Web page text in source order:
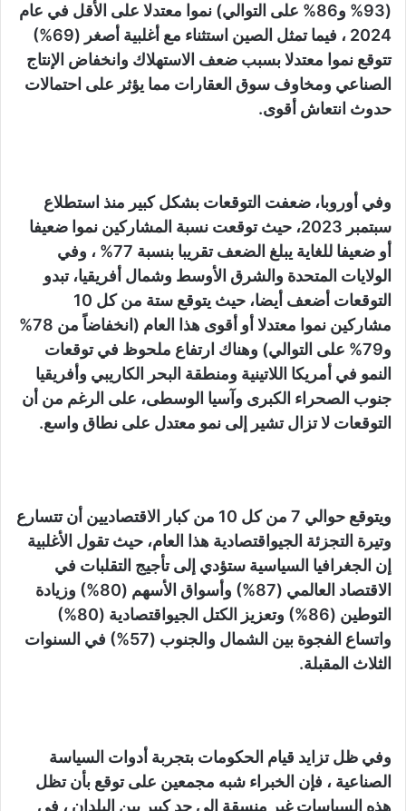
(93% و86% على التوالي) نموا معتدلا على الأقل في عام
2024 ، فيما تمثل الصين استثناء مع أغلبية أصغر (69%)
تتوقع نموا معتدلا بسبب ضعف الاستهلاك وانخفاض الإنتاج
الصناعي ومخاوف سوق العقارات مما يؤثر على احتمالات
حدوث انتعاش أقوى.
وفي أوروبا، ضعفت التوقعات بشكل كبير منذ استطلاع
سبتمبر 2023، حيث توقعت نسبة المشاركين نموا ضعيفا
أو ضعيفا للغاية يبلغ الضعف تقريبا بنسبة 77% ، وفي
الولايات المتحدة والشرق الأوسط وشمال أفريقيا، تبدو
التوقعات أضعف أيضا، حيث يتوقع ستة من كل 10
مشاركين نموا معتدلا أو أقوى هذا العام (انخفاضاً من 78%
و79% على التوالي) وهناك ارتفاع ملحوظ في توقعات
النمو في أمريكا اللاتينية ومنطقة البحر الكاريبي وأفريقيا
جنوب الصحراء الكبرى وآسيا الوسطى، على الرغم من أن
التوقعات لا تزال تشير إلى نمو معتدل على نطاق واسع.
ويتوقع حوالي 7 من كل 10 من كبار الاقتصاديين أن تتسارع
وتيرة التجزئة الجيواقتصادية هذا العام، حيث تقول الأغلبية
إن الجغرافيا السياسية ستؤدي إلى تأجيج التقلبات في
الاقتصاد العالمي (87%) وأسواق الأسهم (80%) وزيادة
التوطين (86%) وتعزيز الكتل الجيواقتصادية (80%)
واتساع الفجوة بين الشمال والجنوب (57%) في السنوات
الثلاث المقبلة.
وفي ظل تزايد قيام الحكومات بتجربة أدوات السياسة
الصناعية ، فإن الخبراء شبه مجمعين على توقع بأن تظل
هذه السياسات غير منسقة إلى حد كبير بين البلدان ، في